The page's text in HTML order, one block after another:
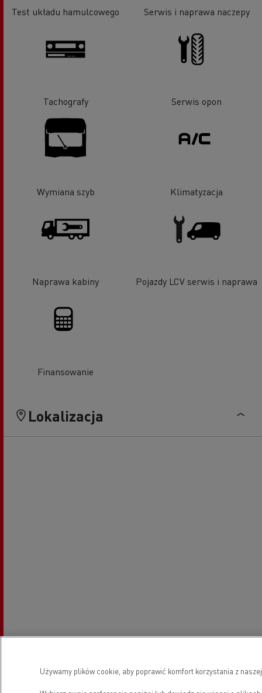
Test układu hamulcowego Serwis i naprawa naczepy
Tachografy Serwis opon
Wymiana szyb Klimatyzacja
Naprawa kabiny Pojazdy LCV serwis i naprawa
Finansowanie
Lokalizacja
Używamy plików cookie, aby poprawić komfort korzystania z